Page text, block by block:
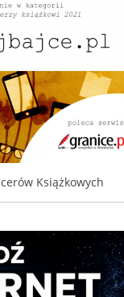
Książkowych